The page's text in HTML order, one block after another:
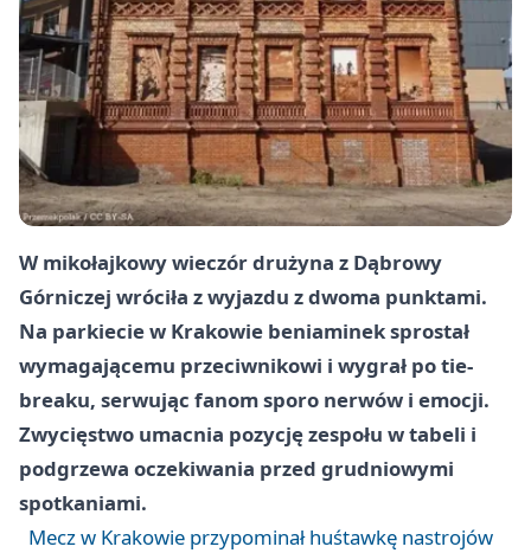
W mikołajkowy wieczór drużyna z Dąbrowy
Górniczej wróciła z wyjazdu z dwoma punktami.
Na parkiecie w Krakowie beniaminek sprostał
wymagającemu przeciwnikowi i wygrał po tie-
breaku, serwując fanom sporo nerwów i emocji.
Zwycięstwo umacnia pozycję zespołu w tabeli i
podgrzewa oczekiwania przed grudniowymi
spotkaniami.
Mecz w Krakowie przypominał huśtawkę nastrojów